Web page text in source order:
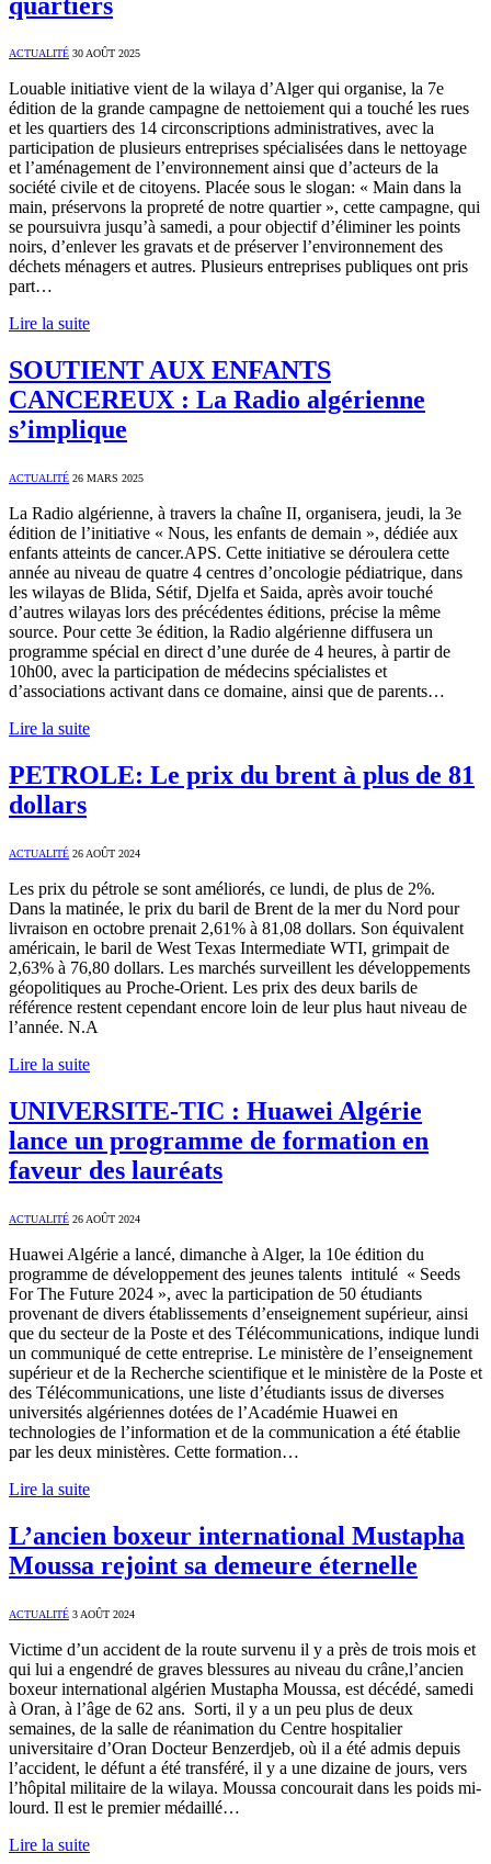
ACTUALITÉ 30 AOÛT 2025
Louable initiative vient de la wilaya d’Alger qui organise, la 7e
édition de la grande campagne de nettoiement qui a touché les rues
et les quartiers des 14 circonscriptions administratives, avec la
participation de plusieurs entreprises spécialisées dans le nettoyage
et l’aménagement de l’environnement ainsi que d’acteurs de la
société civile et de citoyens. Placée sous le slogan: « Main dans la
main, préservons la propreté de notre quartier », cette campagne, qui
se poursuivra jusqu’à samedi, a pour objectif d’éliminer les points
noirs, d’enlever les gravats et de préserver l’environnement des
déchets ménagers et autres. Plusieurs entreprises publiques ont pris
part…
Lire la suite
SOUTIENT AUX ENFANTS
CANCEREUX : La Radio algérienne
s’implique
ACTUALITÉ 26 MARS 2025
La Radio algérienne, à travers la chaîne II, organisera, jeudi, la 3e
édition de l’initiative « Nous, les enfants de demain », dédiée aux
enfants atteints de cancer.APS. Cette initiative se déroulera cette
année au niveau de quatre 4 centres d’oncologie pédiatrique, dans
les wilayas de Blida, Sétif, Djelfa et Saida, après avoir touché
d’autres wilayas lors des précédentes éditions, précise la même
source. Pour cette 3e édition, la Radio algérienne diffusera un
programme spécial en direct d’une durée de 4 heures, à partir de
10h00, avec la participation de médecins spécialistes et
d’associations activant dans ce domaine, ainsi que de parents…
Lire la suite
PETROLE: Le prix du brent à plus de 81
dollars
ACTUALITÉ 26 AOÛT 2024
Les prix du pétrole se sont améliorés, ce lundi, de plus de 2%.
Dans la matinée, le prix du baril de Brent de la mer du Nord pour
livraison en octobre prenait 2,61% à 81,08 dollars. Son équivalent
américain, le baril de West Texas Intermediate WTI, grimpait de
2,63% à 76,80 dollars. Les marchés surveillent les développements
géopolitiques au Proche-Orient. Les prix des deux barils de
référence restent cependant encore loin de leur plus haut niveau de
l’année. N.A
Lire la suite
UNIVERSITE-TIC : Huawei Algérie
lance un programme de formation en
faveur des lauréats
ACTUALITÉ 26 AOÛT 2024
Huawei Algérie a lancé, dimanche à Alger, la 10e édition du
programme de développement des jeunes talents intitulé « Seeds
For The Future 2024 », avec la participation de 50 étudiants
provenant de divers établissements d’enseignement supérieur, ainsi
que du secteur de la Poste et des Télécommunications, indique lundi
un communiqué de cette entreprise. Le ministère de l’enseignement
supérieur et de la Recherche scientifique et le ministère de la Poste et
des Télécommunications, une liste d’étudiants issus de diverses
universités algériennes dotées de l’Académie Huawei en
technologies de l’information et de la communication a été établie
par les deux ministères. Cette formation…
Lire la suite
L’ancien boxeur international Mustapha
Moussa rejoint sa demeure éternelle
ACTUALITÉ 3 AOÛT 2024
Victime d’un accident de la route survenu il y a près de trois mois et
qui lui a engendré de graves blessures au niveau du crâne,l’ancien
boxeur international algérien Mustapha Moussa, est décédé, samedi
à Oran, à l’âge de 62 ans. Sorti, il y a un peu plus de deux
semaines, de la salle de réanimation du Centre hospitalier
universitaire d’Oran Docteur Benzerdjeb, où il a été admis depuis
l’accident, le défunt a été transféré, il y a une dizaine de jours, vers
l’hôpital militaire de la wilaya. Moussa concourait dans les poids mi-
lourd. Il est le premier médaillé…
Lire la suite